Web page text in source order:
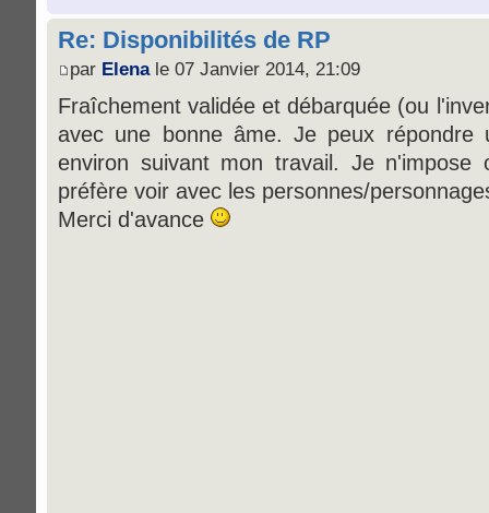
Re: Disponibilités de RP
par Elenale 07 Janvier 2014, 21:09
Fraîchement validée et débarquée (ou
avec une bonne âme. Je peux
environ suivant mon travail. Je
préfère voir avec les personnes/
Merci d'avance